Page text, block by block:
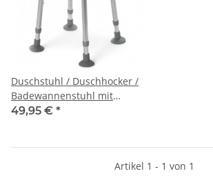
Duschstuhl / Duschhocker /
Badewannenstuhl mit
Hygieneausschnitt
49,95 € *
Artikel 1 - 1 von 1